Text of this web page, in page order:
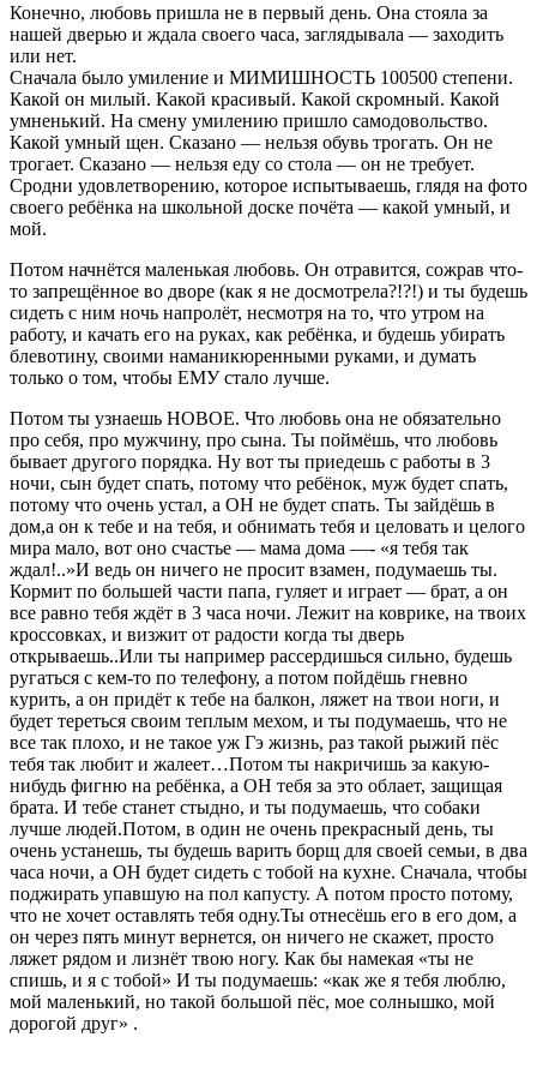
Конечно, любовь пришла не в первый день. Она стояла за
нашей дверью и ждала своего часа, заглядывала — заходить
или нет.
Сначала было умиление и МИМИШНОСТЬ 100500 степени.
Какой он милый. Какой красивый. Какой скромный. Какой
умненький. На смену умилению пришло самодовольство.
Какой умный щен. Сказано — нельзя обувь трогать. Он не
трогает. Сказано — нельзя еду со стола — он не требует.
Сродни удовлетворению, которое испытываешь, глядя на фото
своего ребёнка на школьной доске почёта — какой умный, и
мой.
Потом начнётся маленькая любовь. Он отравится, сожрав что-
то запрещённое во дворе (как я не досмотрела?!?!) и ты будешь
сидеть с ним ночь напролёт, несмотря на то, что утром на
работу, и качать его на руках, как ребёнка, и будешь убирать
блевотину, своими наманикюренными руками, и думать
только о том, чтобы ЕМУ стало лучше.
Потом ты узнаешь НОВОЕ. Что любовь она не обязательно
про себя, про мужчину, про сына. Ты поймёшь, что любовь
бывает другого порядка. Ну вот ты приедешь с работы в 3
ночи, сын будет спать, потому что ребёнок, муж будет спать,
потому что очень устал, а ОН не будет спать. Ты зайдёшь в
дом,а он к тебе и на тебя, и обнимать тебя и целовать и целого
мира мало, вот оно счастье — мама дома —- «я тебя так
ждал!..»И ведь он ничего не просит взамен, подумаешь ты.
Кормит по большей части папа, гуляет и играет — брат, а он
все равно тебя ждёт в 3 часа ночи. Лежит на коврике, на твоих
кроссовках, и визжит от радости когда ты дверь
открываешь..Или ты например рассердишься сильно, будешь
ругаться с кем-то по телефону, а потом пойдёшь гневно
курить, а он придёт к тебе на балкон, ляжет на твои ноги, и
будет тереться своим теплым мехом, и ты подумаешь, что не
все так плохо, и не такое уж Гэ жизнь, раз такой рыжий пёс
тебя так любит и жалеет…Потом ты накричишь за какую-
нибудь фигню на ребёнка, а ОН тебя за это облает, защищая
брата. И тебе станет стыдно, и ты подумаешь, что собаки
лучше людей.Потом, в один не очень прекрасный день, ты
очень устанешь, ты будешь варить борщ для своей семьи, в два
часа ночи, а ОН будет сидеть с тобой на кухне. Сначала, чтобы
поджирать упавшую на пол капусту. А потом просто потому,
что не хочет оставлять тебя одну.Ты отнесёшь его в его дом, а
он через пять минут вернется, он ничего не скажет, просто
ляжет рядом и лизнёт твою ногу. Как бы намекая «ты не
спишь, и я с тобой» И ты подумаешь: «как же я тебя люблю,
мой маленький, но такой большой пёс, мое солнышко, мой
дорогой друг» .